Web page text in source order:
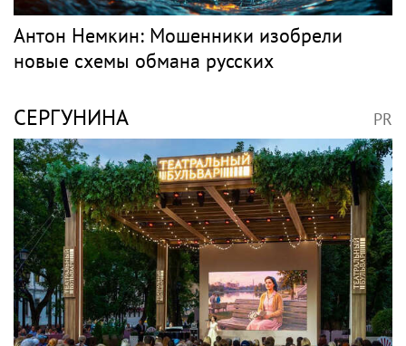
Антон Немкин: Мошенники изобрели
новые схемы обмана русских
СЕРГУНИНА PR